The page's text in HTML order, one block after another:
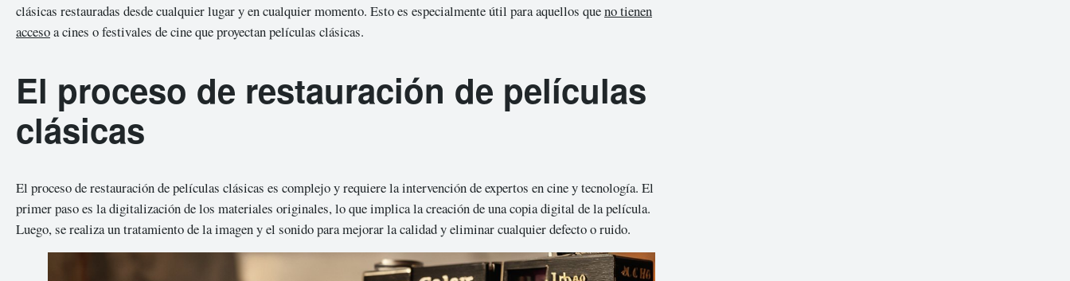
clásicas restauradas desde cualquier lugar y en cualquier momento. Esto es especialmente útil para aquellos queno tienen
accesoa cines o festivales de cine que proyectan películas clásicas.
El proceso de restauración de películas
clásicas
El proceso de restauración de películas clásicas es complejo y requiere la intervención de expertos en cine y tecnología. El
primer paso es la digitalización de los materiales originales, lo que implica la creación de una copia digital de la película.
Luego, se realiza un tratamiento de la imagen y el sonido para mejorar la calidad y eliminar cualquier defecto o ruido.